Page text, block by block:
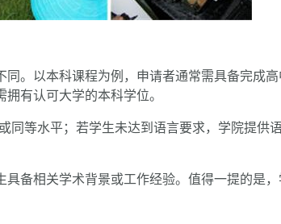
。以本科课程为例，申请者通常需具备完成高
有认可大学的本科学位。
等水平；若学生未达到语言要求，学院提供
备相关学术背景或工作经验。值得一提的是，